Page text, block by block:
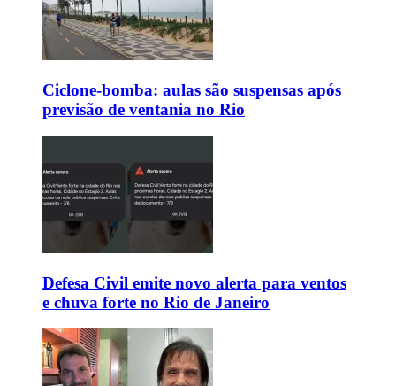
Ciclone-bomba: aulas são suspensas após
previsão de ventania no Rio
Defesa Civil emite novo alerta para ventos
e chuva forte no Rio de Janeiro